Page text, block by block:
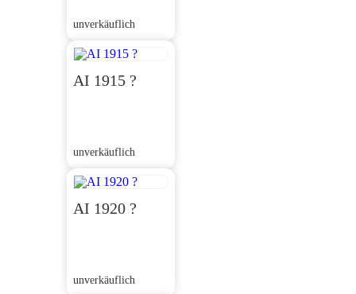
unverkäuflich
AI 1915 ?
unverkäuflich
AI 1920 ?
unverkäuflich